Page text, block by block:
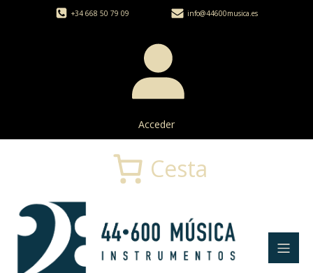
+34 668 50 79 09 info@44600musica.es
Acceder
Cesta